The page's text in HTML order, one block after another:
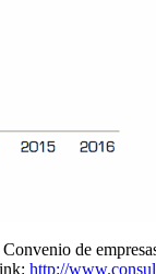
de
http://